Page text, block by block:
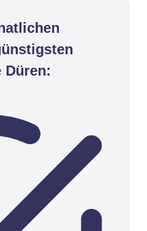
Düren: